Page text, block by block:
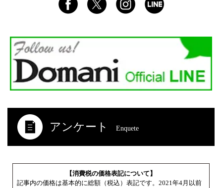
アンケート Enquete
【消費税の価格表記について】
記事内の価格は基本的に総額（税込）表記です。2021年4月以前